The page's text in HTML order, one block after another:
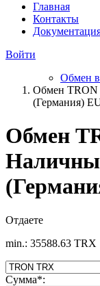
Главная
Контакты
Войти
Обмен
Обмен TRON
(Германия)
Обмен
Отдаете
min.: 35588.63 TRX
Сумма*: